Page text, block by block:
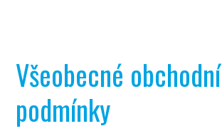
Všeobecné obchodní
podmínky